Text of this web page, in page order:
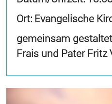
Ort: Evangelische
gemeinsam
Frais und Pater Fritz